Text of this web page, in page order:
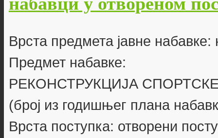
Врста предмета јавне
Предмет набавке:
РЕКОНСТРУКЦИЈА
(број из годишњег плана
Врста поступка: отворени